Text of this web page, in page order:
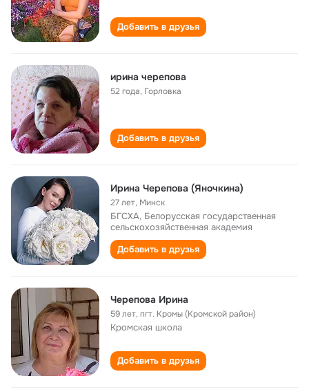
Добавить в друзья
ирина черепова
52 года, Горловка
Добавить в друзья
Ирина Черепова (Яночкина)
27 лет, Минск
БГСХА, Белорусская государственная
сельскохозяйственная академия
Добавить в друзья
Черепова Ирина
59 лет,пгт. Кромы (Кромской район)
Кромская школа
Добавить в друзья